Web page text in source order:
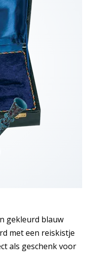
gekleurd blauw
met een reiskistje
als geschenk voor